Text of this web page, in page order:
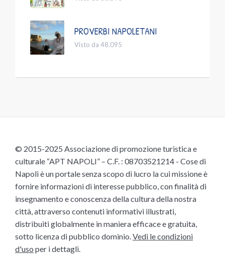
PROVERBI NAPOLETANI
Visto da 48.095
© 2015-2025 Associazione di promozione turistica e
culturale “APT NAPOLI” – C.F. : 08703521214 - Cose di
Napoli è un portale senza scopo di lucro la cui missione è
fornire informazioni di interesse pubblico, con finalità di
insegnamento e conoscenza della cultura della nostra
città, attraverso contenuti informativi illustrati,
distribuiti globalmente in maniera efficace e gratuita,
sotto licenza di pubblico dominio.Vedi le condizioni
d'uso per i dettagli.